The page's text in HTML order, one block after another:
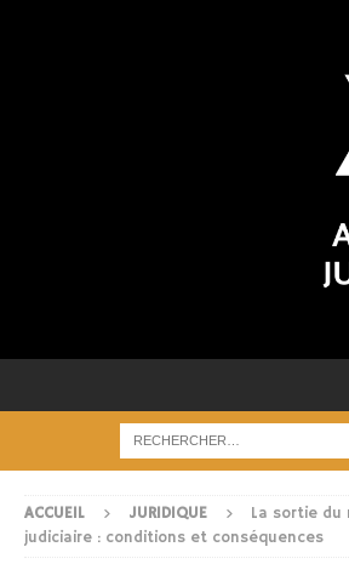
ACCUEIL JURIDIQUE
La sortie du
judiciaire : conditions et conséquences